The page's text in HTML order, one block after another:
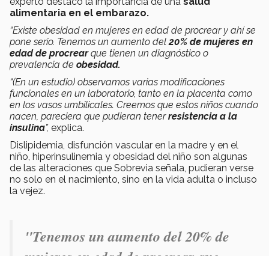
alimentaria en el embarazo.
“Existe obesidad en mujeres en edad de procrear y ahí se
pone serio. Tenemos un aumento del20% de mujeres en
edad de procrearque tienen un diagnóstico o
prevalencia de obesidad.
“(En un estudio) observamos varias modificaciones
funcionales en un laboratorio, tanto en la placenta como
en los vasos umbilicales. Creemos que estos niños cuando
nacen, pareciera que pudieran tenerresistencia a la
insulina”, explica.
Dislipidemia, disfunción vascular en la madre y en el
niño, hiperinsulinemia y obesidad del niño son algunas
de las alteraciones que Sobrevia señala, pudieran verse
no solo en el nacimiento, sino en la vida adulta o incluso
la vejez.
"Tenemos un aumento del 20% de